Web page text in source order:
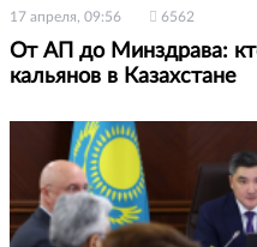
17 апреля, 09:56 6562
От АП до Минздрава:
кальянов в Казахстане